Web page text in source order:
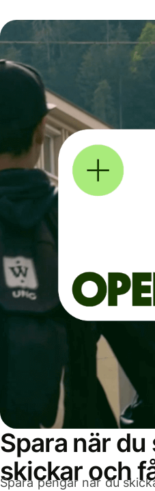
Spara när
skickar och
Spara pengar när du